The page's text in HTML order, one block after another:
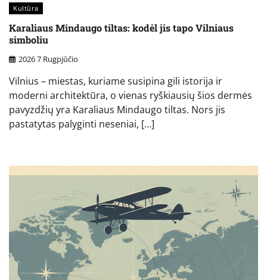
Kultūra
Karaliaus Mindaugo tiltas: kodėl jis tapo Vilniaus
simboliu
2026 7 Rugpjūčio
Vilnius – miestas, kuriame susipina gili istorija ir
moderni architektūra, o vienas ryškiausių šios dermės
pavyzdžių yra Karaliaus Mindaugo tiltas. Nors jis
pastatytas palyginti neseniai, […]